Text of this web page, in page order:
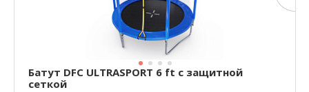
Батут DFC ULTRASPORT 6 ft с защитной
сеткой